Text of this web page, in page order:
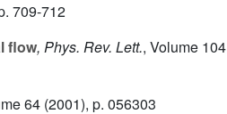
709-712
flow, Phys. Rev. Lett., Volume 104
64 (2001), p. 056303